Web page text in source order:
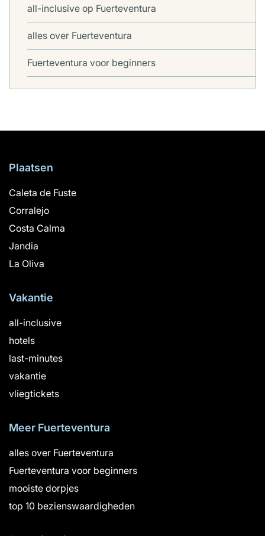
all-inclusive op Fuerteventura
alles over Fuerteventura
Fuerteventura voor beginners
Plaatsen
Caleta de Fuste
Corralejo
Costa Calma
Jandia
La Oliva
Vakantie
all-inclusive
hotels
last-minutes
vakantie
vliegtickets
Meer Fuerteventura
alles over Fuerteventura
Fuerteventura voor beginners
mooiste dorpjes
top 10 bezienswaardigheden